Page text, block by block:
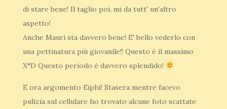
di stare bene! Il taglio poi, mi da tutt' un'altro
aspetto!
Anche Mauri sta davvero bene! E' bello vederlo con
una pettinatura più giovanile!! Questo è il massimo
X°D Questo periodo è davvero splendido!
E ora argomento Eiphi! Stasera mentre facevo
pulizia sul cellulare ho trovato alcune foto scattate